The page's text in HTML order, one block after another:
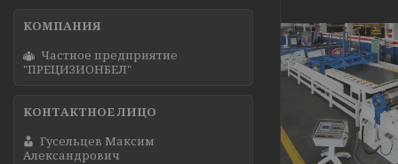
Частное предприятие
"ПРЕЦИЗИОНБЕЛ"
Гусельцев Максим
Александрович